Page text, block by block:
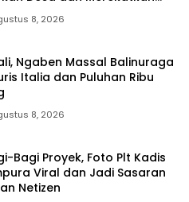
8, 2026
Ngaben Massal Balinuraga
Italia dan Puluhan Ribu
8, 2026
Bagi Proyek, Foto Plt Kadis
Viral dan Jadi Sasaran
Netizen